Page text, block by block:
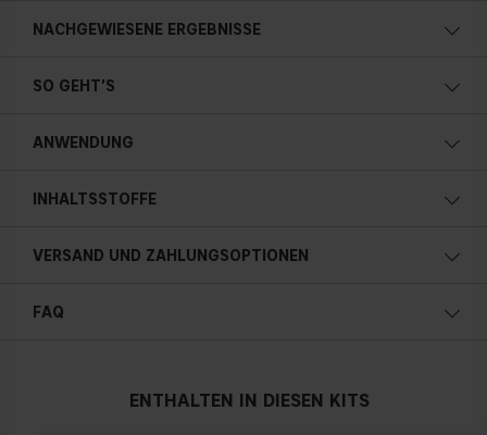
Erfrischt die Haut
NACHGEWIESENE ERGEBNISSE
SO GEHT'S
ANWENDUNG
INHALTSSTOFFE
VERSAND UND ZAHLUNGSOPTIONEN
FAQ
ENTHALTEN IN DIESEN KITS